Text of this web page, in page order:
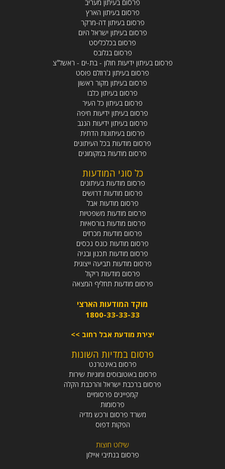
פרסום בעיתון מעריב
פרסום בעיתון הארץ
פרסום בעיתון דה-מרקר
פרסום בעיתון ישראל היום
פרסום בכלכליסט
פרסום בגלובס
פרסום בעיתון ידיעות חולון - בת-ים - ראשל"צ
פרסום בעיתון ג'רוזלם פוסט
פרסום בעיתון מקור ראשון
פרסום בעיתון כלבו
פרסום בעיתון כל העיר
פרסום בעיתון ידיעות חיפה
פרסום בעיתון ידיעות הנגב
פרסום בעיתונות הדתית
פרסום מודעות בכל העיתונים
פרסום מודעות במקומונים
כל סוגי המודעות
פרסום מודעות בעיתונים
פרסום מודעות דרושים
פרסום מודעות אבל
פרסום מודעות משפטיות
פרסום מודעות בורסאיות
פרסום מודעות מכרזים
פרסום מודעות כונס נכסים
פרסום מודעות תכנון ובניה
פרסום מודעות תביעה ייצוגית
פרסום מודעות ריקול
פרסום מודעות תחליף המצאה
מוקד המודעות הארצי
1800-33-33-33
יצירת מודעת אבל רחוב >>
פרסום במדיות השונות
פרסום באינטרנט
פרסום באוטובוסים ומוניות שירות
פרסום ברכבת ישראל והרכבת הקלה
קמפיינים פרסומיים
פרסומות
משרד פרסום ורכש מדיה
הפקות דפוס
שילוט חוצות
פרסום בנתיבי איילון